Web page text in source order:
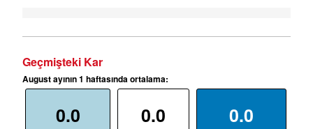
Geçmişteki Kar
August ayının 1 haftasında ortalama:
0.0 0.0 0.0